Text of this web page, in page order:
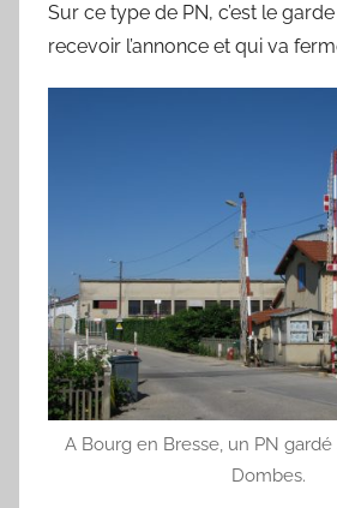
Sur ce type de PN, c’est le
recevoir l’annonce et qui va
A Bourg en Bresse, un PN
Dombes.